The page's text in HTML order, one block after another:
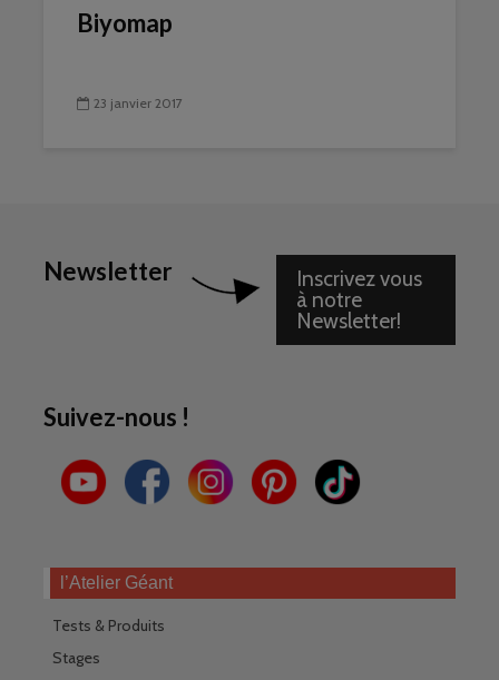
Biyomap
23 janvier 2017
Newsletter
Inscrivez vous
à notre
Newsletter!
Suivez-nous !
l’Atelier Géant
Tests & Produits
Stages